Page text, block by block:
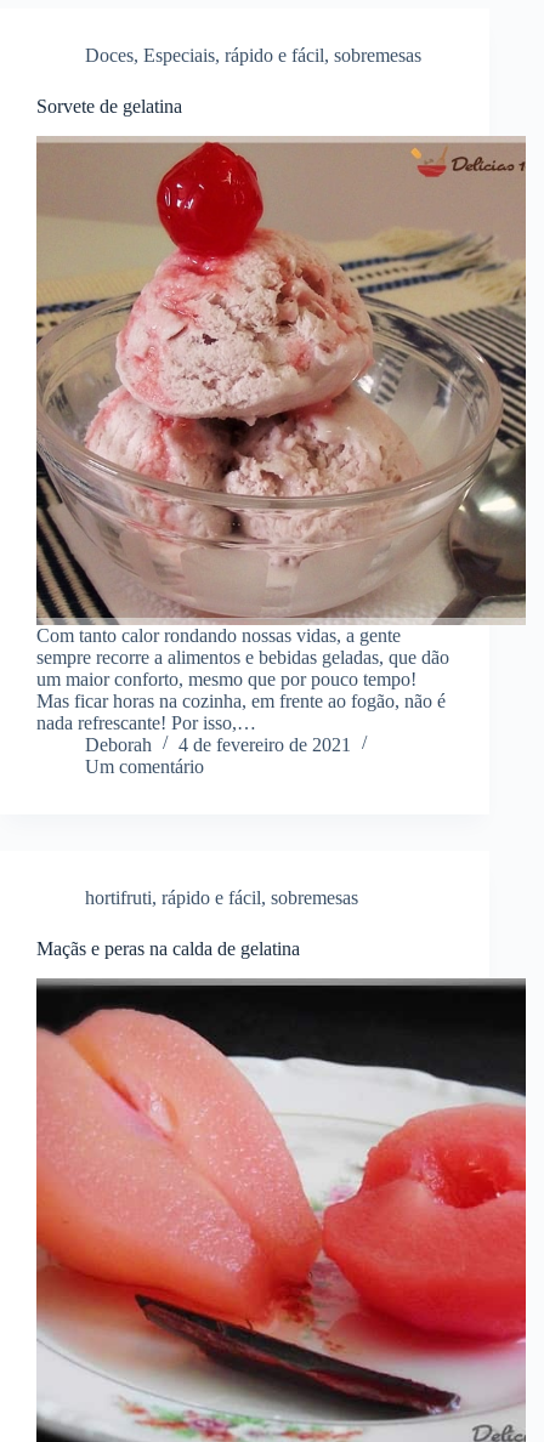
Doces, Especiais, rápido e fácil, sobremesas
Sorvete de gelatina
Com tanto calor rondando nossas vidas, a gente
sempre recorre a alimentos e bebidas geladas, que dão
um maior conforto, mesmo que por pouco tempo!
Mas ficar horas na cozinha, em frente ao fogão, não é
nada refrescante! Por isso,…
Deborah
4 de fevereiro de 2021
Um comentário
hortifruti, rápido e fácil, sobremesas
Maçãs e peras na calda de gelatina